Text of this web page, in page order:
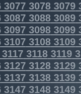
307730783079
308730883089
309730983099
310731083109
31183119
312731283129
313731383139
314731483149